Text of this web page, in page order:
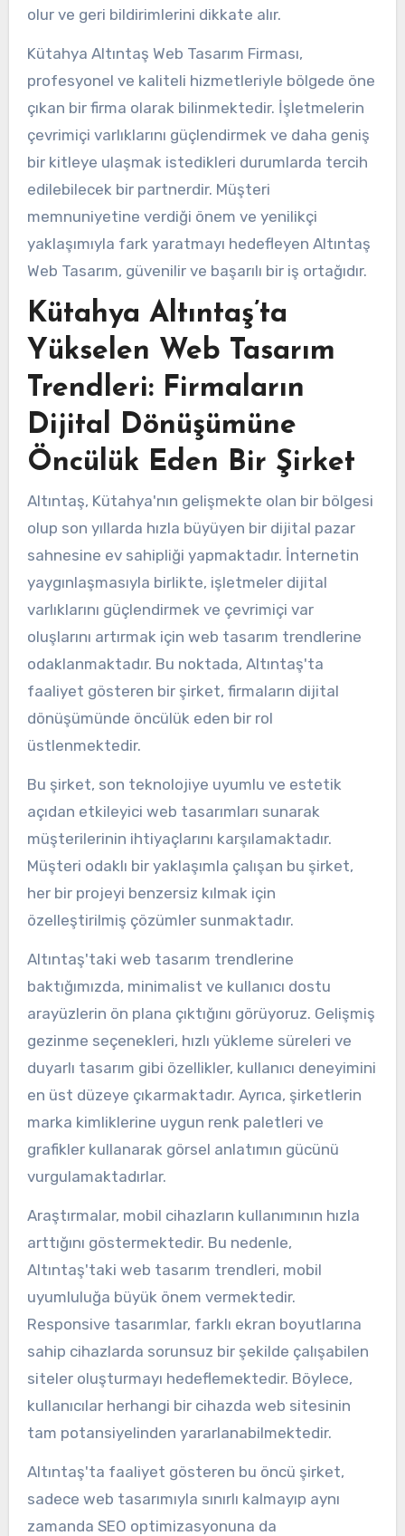
olur ve geri bildirimlerini dikkate alır.
Kütahya Altıntaş Web Tasarım Firması,
profesyonel ve kaliteli hizmetleriyle bölgede öne
çıkan bir firma olarak bilinmektedir. İşletmelerin
çevrimiçi varlıklarını güçlendirmek ve daha geniş
bir kitleye ulaşmak istedikleri durumlarda tercih
edilebilecek bir partnerdir. Müşteri
memnuniyetine verdiği önem ve yenilikçi
yaklaşımıyla fark yaratmayı hedefleyen Altıntaş
Web Tasarım, güvenilir ve başarılı bir iş ortağıdır.
Kütahya Altıntaş’ta
Yükselen Web Tasarım
Trendleri: Firmaların
Dijital Dönüşümüne
Öncülük Eden Bir Şirket
Altıntaş, Kütahya'nın gelişmekte olan bir bölgesi
olup son yıllarda hızla büyüyen bir dijital pazar
sahnesine ev sahipliği yapmaktadır. İnternetin
yaygınlaşmasıyla birlikte, işletmeler dijital
varlıklarını güçlendirmek ve çevrimiçi var
oluşlarını artırmak için web tasarım trendlerine
odaklanmaktadır. Bu noktada, Altıntaş'ta
faaliyet gösteren bir şirket, firmaların dijital
dönüşümünde öncülük eden bir rol
üstlenmektedir.
Bu şirket, son teknolojiye uyumlu ve estetik
açıdan etkileyici web tasarımları sunarak
müşterilerinin ihtiyaçlarını karşılamaktadır.
Müşteri odaklı bir yaklaşımla çalışan bu şirket,
her bir projeyi benzersiz kılmak için
özelleştirilmiş çözümler sunmaktadır.
Altıntaş'taki web tasarım trendlerine
baktığımızda, minimalist ve kullanıcı dostu
arayüzlerin ön plana çıktığını görüyoruz. Gelişmiş
gezinme seçenekleri, hızlı yükleme süreleri ve
duyarlı tasarım gibi özellikler, kullanıcı deneyimini
en üst düzeye çıkarmaktadır. Ayrıca, şirketlerin
marka kimliklerine uygun renk paletleri ve
grafikler kullanarak görsel anlatımın gücünü
vurgulamaktadırlar.
Araştırmalar, mobil cihazların kullanımının hızla
arttığını göstermektedir. Bu nedenle,
Altıntaş'taki web tasarım trendleri, mobil
uyumluluğa büyük önem vermektedir.
Responsive tasarımlar, farklı ekran boyutlarına
sahip cihazlarda sorunsuz bir şekilde çalışabilen
siteler oluşturmayı hedeflemektedir. Böylece,
kullanıcılar herhangi bir cihazda web sitesinin
tam potansiyelinden yararlanabilmektedir.
Altıntaş'ta faaliyet gösteren bu öncü şirket,
sadece web tasarımıyla sınırlı kalmayıp aynı
zamanda SEO optimizasyonuna da